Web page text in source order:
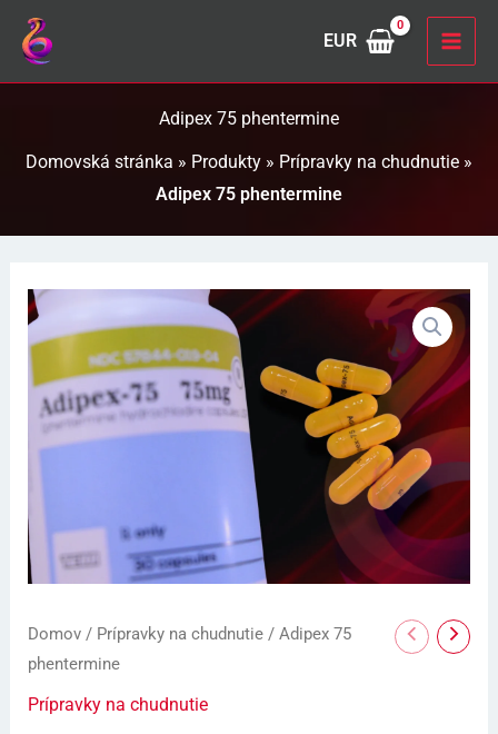
Preskočiť
obsah
EUR
Adipex 75 phentermine
Domovská stránka » Produkty » Prípravky na chudnutie »
Adipex 75 phentermine
Domov/ Prípravky na chudnutie/ Adipex 75
phentermine
Prípravky na chudnutie
množstvo
Adipex
75
phentermine